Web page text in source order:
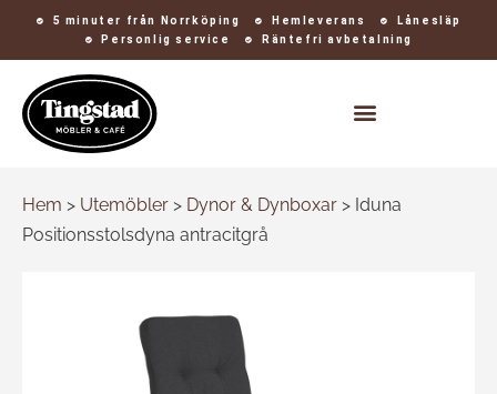
5 minuter från Norrköping Hemleverans
Lånesläp
Personlig service
Räntefri avbetalning
Hem > Utemöbler > Dynor & Dynboxar > Iduna
Positionsstolsdyna antracitgrå